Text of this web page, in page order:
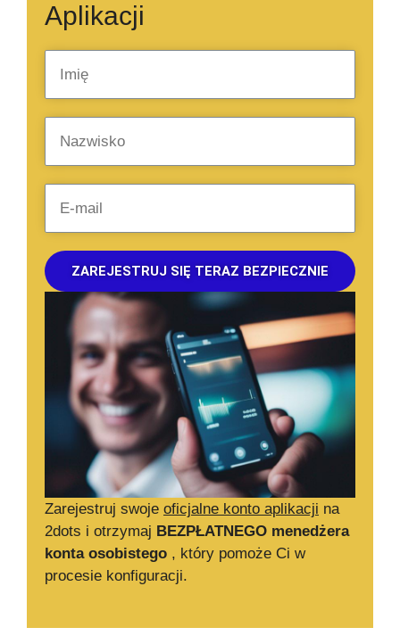
Zarejestruj swoje oficjalne konto aplikacji na
2dots i otrzymaj BEZPŁATNEGO menedżera
konta osobistego , który pomoże Ci w
procesie konfiguracji.
Aplikacji
ZAREJESTRUJ SIĘ TERAZ BEZPIECZNIE